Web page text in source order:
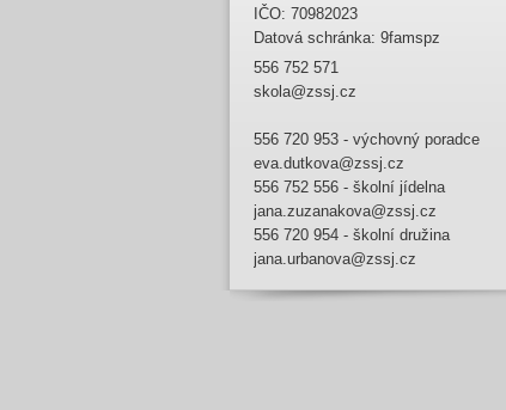
IČO: 70982023
Datová schránka: 9famspz
556 752 571
skola@zssj.cz
556 720 953 - výchovný poradce
eva.dutkova@zssj.cz
556 752 556 - školní jídelna
jana.zuzanakova@zssj.cz
556 720 954 - školní družina
jana.urbanova@zssj.cz